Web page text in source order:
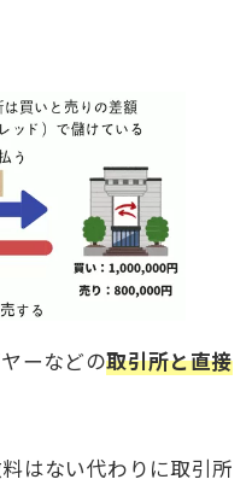
ーなどの取引所と直接
はない代わりに取引所